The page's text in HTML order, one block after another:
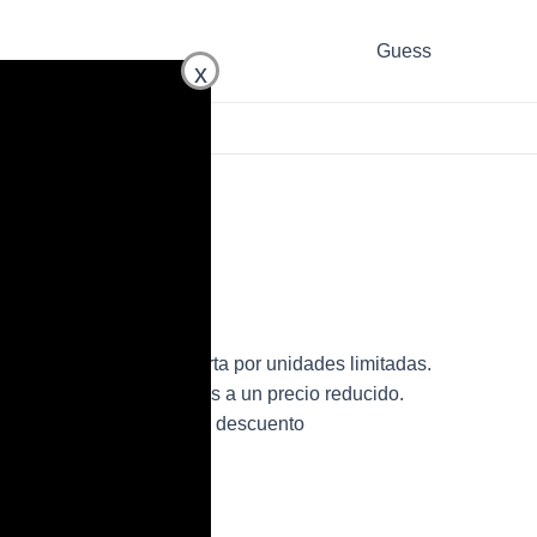
x
Guess
de mujer en oferta por unidades limitadas.
bolso de la marca Guess a un precio reducido.
para mujer con descuento